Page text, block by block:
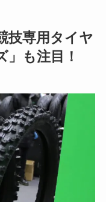
技専用タイヤ
」も注目！